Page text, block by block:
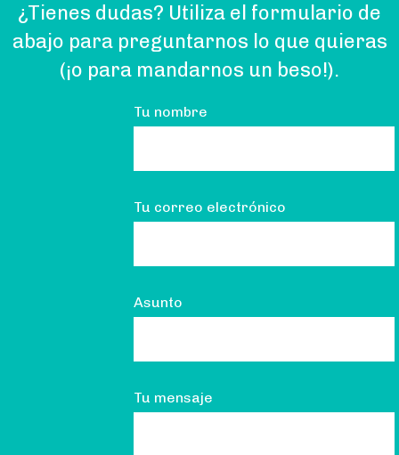
¿Tienes dudas? Utiliza el formulario de
abajo para preguntarnos lo que quieras
(¡o para mandarnos un beso!).
Tu nombre
Tu correo electrónico
Asunto
Tu mensaje